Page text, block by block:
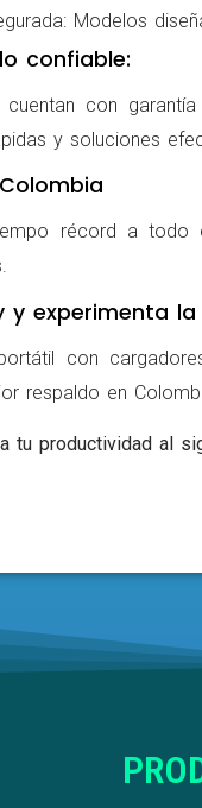
Modelos
confiable:
con
y soluciones
récord a
y experimenta
con
respaldo en
tu productividad al